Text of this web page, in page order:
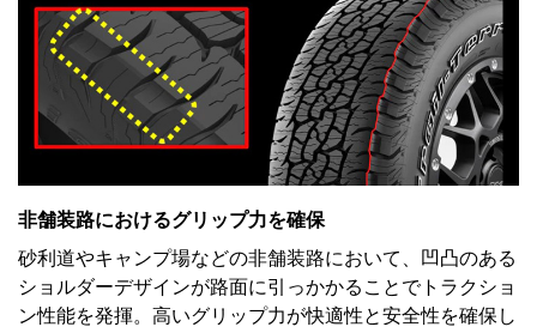
非舗装路におけるグリップ力を確保
砂利道やキャンプ場などの非舗装路において、凹凸のある
ショルダーデザインが路面に引っかかることでトラクショ
ン性能を発揮。高いグリップ力が快適性と安全性を確保し